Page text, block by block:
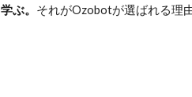
学ぶ。 それがOzobotが選ばれる理